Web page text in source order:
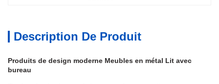
Description De Produit
Produits de design moderne Meubles en métal Lit avec
bureau